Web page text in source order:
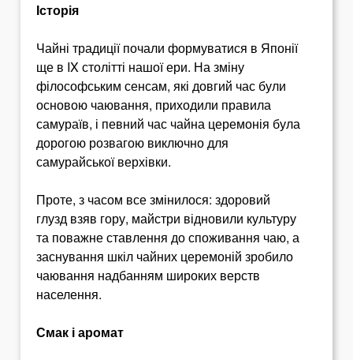
Історія
Чайні традиції почали формуватися в Японії
ще в IX столітті нашої ери. На зміну
філософським сенсам, які довгий час були
основою чаювання, приходили правила
самураїв, і певний час чайна церемонія була
дорогою розвагою виключно для
самурайської верхівки.
Проте, з часом все змінилося: здоровий
глузд взяв гору, майстри відновили культуру
та поважне ставлення до споживання чаю, а
заснування шкіл чайних церемоній зробило
чаювання надбанням широких верств
населення.
Смак і аромат